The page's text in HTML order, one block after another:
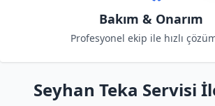
Bakım & Onarım
Profesyonel ekip ile hızlı
Seyhan Teka Servisi